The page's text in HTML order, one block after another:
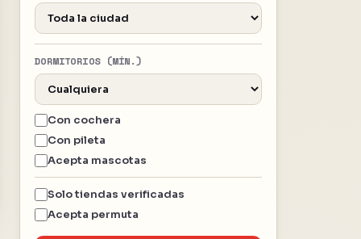
DORMITORIOS (MÍN.)
Con cochera
Con pileta
Acepta mascotas
Solo tiendas verificadas
Acepta permuta